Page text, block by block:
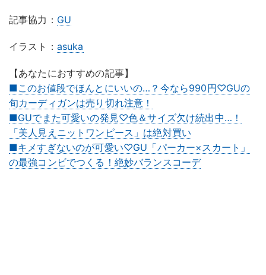
記事協力： GU
イラスト： asuka
【あなたにおすすめの記事】
■このお値段でほんとにいいの…？今なら990円♡GUの
旬カーディガンは売り切れ注意！
■GUでまた可愛いの発見♡色＆サイズ欠け続出中…！
「美人見えニットワンピース」は絶対買い
■キメすぎないのが可愛い♡GU「パーカー×スカート」
の最強コンビでつくる！絶妙バランスコーデ